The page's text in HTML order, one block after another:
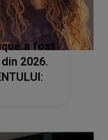
a fost
2026.